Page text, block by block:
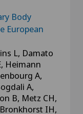
Body
European
L, Damato
Heimann
A,
A,
B, Metz CH,
IH,